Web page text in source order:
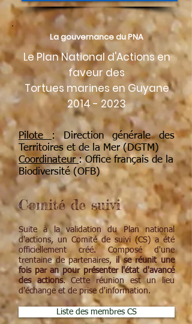
La gouvernance du PNA
Le Plan National d'Actions en
faveur des
Tortues marines en Guyane
2014 - 2023
Pilote : Direction générale des
Territoires et de la Mer (DGTM)
Coordinateur: Office français de la
Biodiversité (OFB)
Comité de suivi
Suite à la validation du Plan national
d'actions, un Comité de suivi (CS) a été
officiellement créé. Composé d'une
trentaine de partenaires, il se réunit une
fois par an pour présenter l'état d'avancé
des actions. Cette réunion est un lieu
d'échange et de prise d'information.
Liste des membres CS